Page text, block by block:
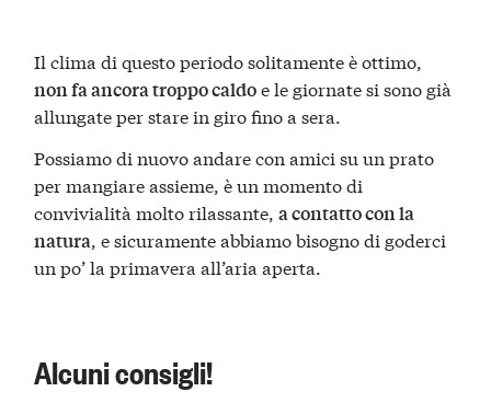
Il clima di questo periodo solitamente è ottimo,
non fa ancora troppo caldoe le giornate si sono già
allungate per stare in giro fino a sera.
Possiamo di nuovo andare con amici su un prato
per mangiare assieme, è un momento di
convivialità molto rilassante,a contatto con la
natura , e sicuramente abbiamo bisogno di goderci
un po’ la primavera all’aria aperta.
Alcuni consigli!